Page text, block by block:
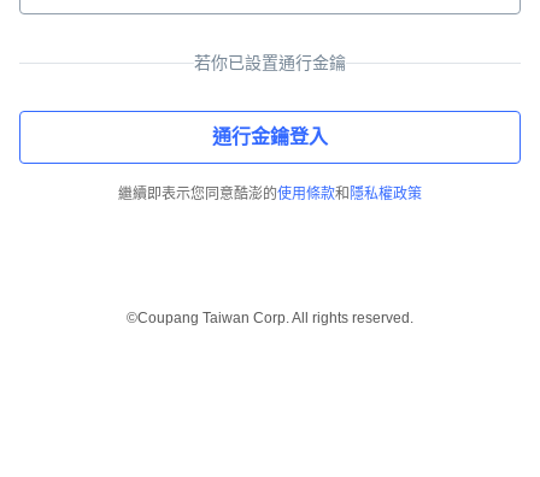
若你已設置通行金鑰
通行金鑰登入
繼續即表示您同意酷澎的使用條款和 隱私權政策
©Coupang Taiwan Corp. All rights reserved.